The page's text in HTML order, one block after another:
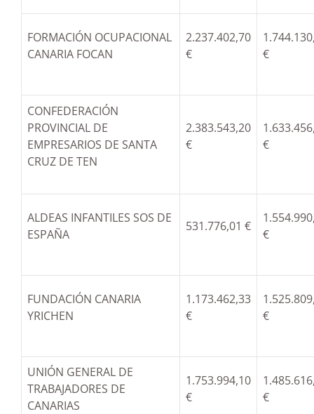
FORMACIÓN OCUPACIONAL
CANARIA FOCAN
2.237.402,70
€
€
CONFEDERACIÓN
PROVINCIAL DE
EMPRESARIOS DE SANTA
CRUZ DE TEN
2.383.543,20
€
€
ALDEAS INFANTILES SOS DE
ESPAÑA
531.776,01 €
€
FUNDACIÓN CANARIA
YRICHEN
1.173.462,33
€
€
UNIÓN GENERAL DE
TRABAJADORES DE
CANARIAS
1.753.994,10
€
€